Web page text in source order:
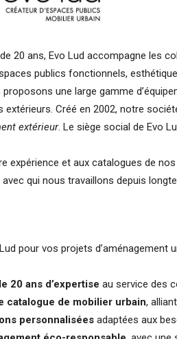
20 ans, Evo Lud accompagne les
publics fonctionnels,
proposons une large gamme
extérieurs. Créé en 2002, notre
extérieur. Le siège social de Evo
expérience et aux catalogues de
qui nous travaillons depuis
pour vos projets d’aménagement
20 ans d’expertise au service des
catalogue de mobilier urbain, alliant
personnalisées adaptées aux